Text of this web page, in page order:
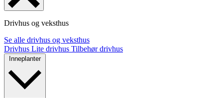
Drivhus og veksthus
Se alle drivhus og veksthus
Drivhus Lite drivhus Tilbehør drivhus
Inneplanter